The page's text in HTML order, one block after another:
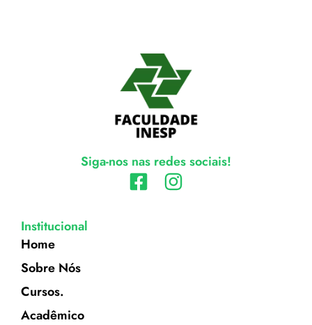
Siga-nos nas redes sociais!
Institucional
Home
Sobre Nós
Cursos.
Acadêmico